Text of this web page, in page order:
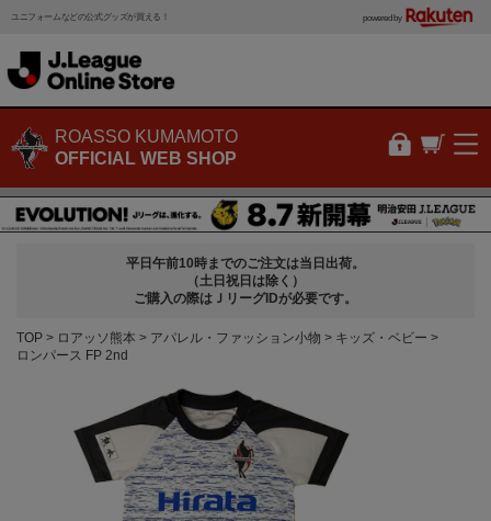
ユニフォームなどの公式グッズが買える！ powered by
ROASSO KUMAMOTO
OFFICIAL WEB SHOP
平日午前10時までのご注文は当日出荷。
（土日祝日は除く）
ご購入の際はＪリーグIDが必要です。
TOP ロアッソ熊本 アパレル・ファッション小物
キッズ・ベビー
ロンパース FP 2nd